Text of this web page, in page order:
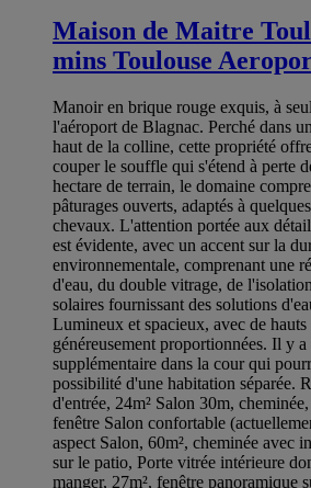
Maison de Maitre
mins Toulouse
Manoir en brique rouge exquis, à
l'aéroport de Blagnac. Perché dans
haut de la colline, cette propriété
couper le souffle qui s'étend à perte
hectare de terrain, le domaine
pâturages ouverts, adaptés à
chevaux. L'attention portée aux
est évidente, avec un accent sur la
environnementale, comprenant une
d'eau, du double vitrage, de
solaires fournissant des solutions
Lumineux et spacieux, avec de hauts
généreusement proportionnées. Il y
supplémentaire dans la cour qui
possibilité d'une habitation séparée.
d'entrée, 24m² Salon 30m,
fenêtre Salon confortable
aspect Salon, 60m², cheminée avec
sur le patio, Porte vitrée intérieure
manger, 27m², fenêtre panoramique